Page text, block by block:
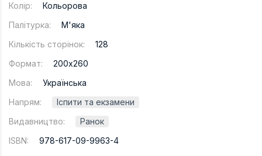
Колір:
Кольорова
Палітурка:
М'яка
Кількість сторінок:
128
Формат:
200х260
Мова:
Українська
Напрям:
Іспити та екзамени
Видавництво:
Ранок
ISBN:
978-617-09-9963-4